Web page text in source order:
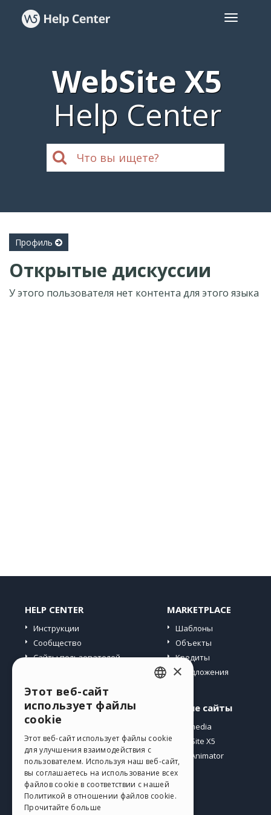
WebSite X5
Help Center
Профиль
Открытые дискуссии
У этого пользователя нет контента для этого языка
HELP CENTER
Инструкции
Сообщество
Сайты пользователей
MARKETPLACE
Шаблоны
Объекты
Кредиты
Предложения
Профиль
Мои посты
Мои лицензии
Загрузить
Веб-хостинг
Мои кредиты
Другие сайты
Incomedia
WebSite X5
WebAnimator
GERMAN
SPANISH
PORTUGUESE
POLISH
×
Этот веб-сайт
использует файлы
cookie
Этот веб-сайт использует файлы cookie
для улучшения взаимодействия с
пользователем. Используя наш веб-сайт,
вы соглашаетесь на использование всех
файлов cookie в соответствии с нашей
Политикой в ​​отношении файлов cookie.
Прочитайте больше